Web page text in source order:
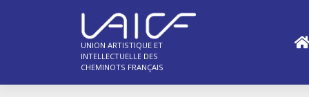
UNION ARTISTIQUE ET
INTELLECTUELLE DES
CHEMINOTS FRANÇAIS